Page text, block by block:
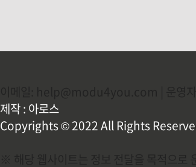
제작 : 아로스
Copyrights © 2022 All Rights